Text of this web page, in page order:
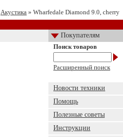
Акустика » Wharfedale Diamond 9.0, cherry
Покупателям
Поиск товаров
Расширенный поиск
Новости техники
Помощь
Полезные советы
Инструкции